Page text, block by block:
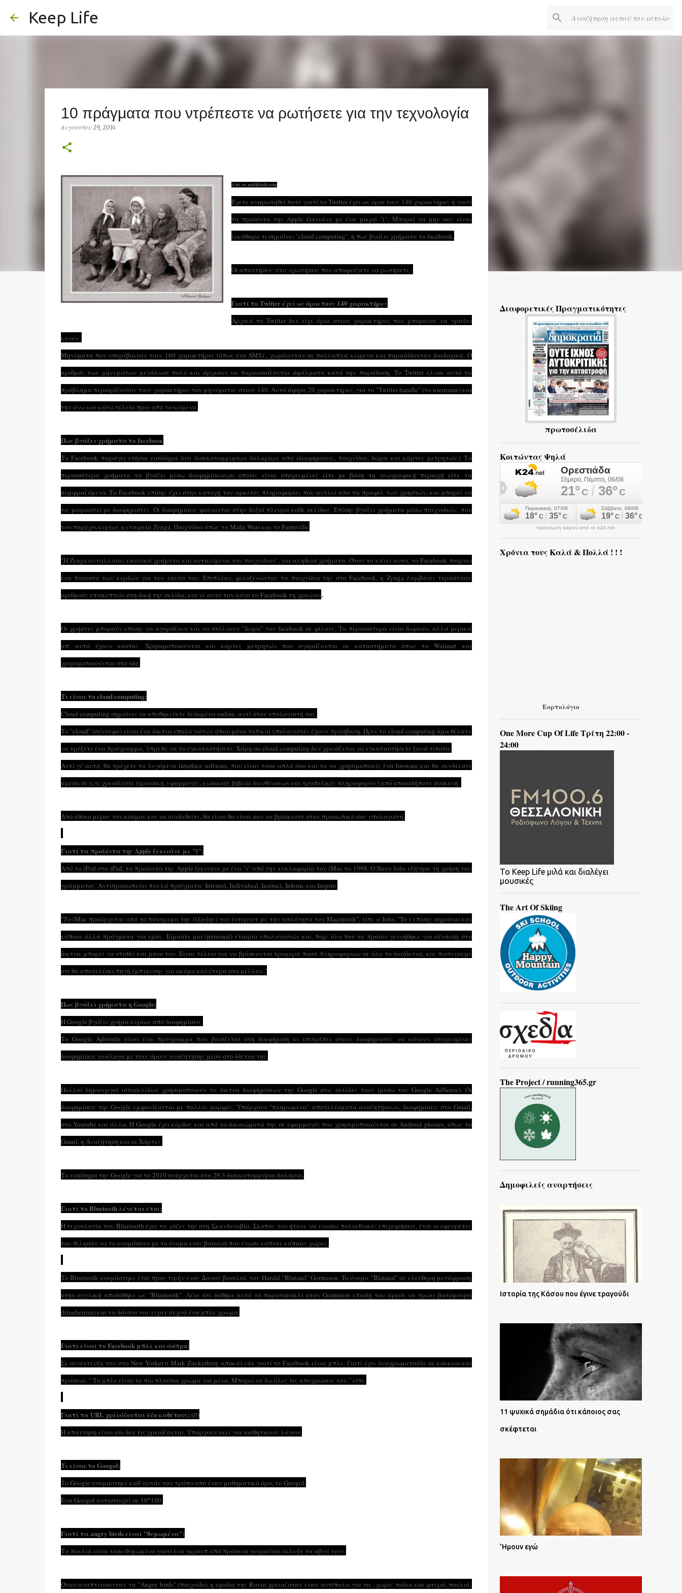
Keep Life
10 πράγματα που ντρέπεστε να ρωτήσετε για την τεχνολογία
Αυγούστου 29, 2014
Από το antikleidi.com
Έχετε αναρωτηθεί ποτέ γιατί το Twitter έχει ως όριο τους 140 χαρακτήρες ή γιατί
τα προϊόντα της Apple ξεκινάνε με ένα μικρό "i"; Μπορεί να μην σας είναι
ξεκάθαρο τι σημαίνει "cloud computing", ή πως βγάζει χρήματα το facebook.
Οι απαντήσεις στις ερωτήσεις που αποφεύγετε να ρωτήσετε :
Γιατί το Twitter έχει ως όριο τους 140 χαρακτήρες
Αρχικά το Twitter δεν είχε όριο στους χαρακτήρες που μπορούσε να γράψει
κανείς.
Μηνύματα που υπερέβαιναν τους 160 χαρακτήρες (όπως ένα SMS) , χωρίζονταν σε πολλαπλά κείμενα και παραδίδονταν διαδοχικά. Ο
αριθμός των μηνυμάτων μεγάλωσε πολύ και άρχισαν να παρουσιάζονται σφάλματα κατά την παράδοση. Το Twitter έλυσε αυτό το
πρόβλημα περιορίζοντας τους χαρακτήρες του μηνύματος στους 140. Αυτό άφησε 20 χαρακτήρες, για το "Twitter handle" (το username) και
την άνω και κάτω τελεία πριν από το κείμενο.
Πως βγάζει χρήματα το facebooκ
Το Facebook παράγει ετήσιο εισόδημα δύο δισεκατομμυρίων δολαρίων από (διαφημίσεις, παιχνίδια, δώρα και κάρτες μετρητών.) Τα
περισσότερα χρήματα τα βγάζει μέσω διαφημίσεων,οι οποίες είναι στοχευμένες είτε με βάση τη γεωγραφική περιοχή είτε τα
συμφραζόμενα.Το Facebook επίσης έχει στην κατοχή του αρκετές πληροφορίες που αντλεί απο τα προφίλ των χρηστών, και μπορεί να
τις μοιραστεί με διαφημιστές. Οι διαφημίσεις φαίνονται στην δεξιά πλευρά κάθε σελίδας. Επίσης βγάζει χρήματα μέσω παιχνιδιών, που
του παρέχει κυρίως η εταιρεία Zynga. Παιχνίδια όπως το Mafia Wars και το Farmville.
"H Zynga ανταλλάσει εικονικά χρήματα και αντικείμενα του παιχνιδιού , για αληθινά χρήματα. Όταν το κάνει αυτό, το Facebook παίρνει
ένα ποσοστό των κερδών για τον εαυτό του. Επιπλέον, φιλοξενώντας τα παιχνίδια της στο Facebook, η Zynga λαμβάνει τεράστιους
αριθμούς επισκεπτών στη δική της σελίδα, και γι' αυτό τον λόγο το Facebook τη χρεώνει.
Οι χρήστες μπορούν επίσης να αγοράζουν και να στέλνουν "δώρα" του facebook σε φίλους. Τα περισσότερα είναι δωρεάν, αλλά μερικά
απ' αυτά έχουν κόστος. Χρησιμοποιούνται και κάρτες μετρητών που αγοράζονται σε καταστήματα όπως το Walmart και
χρησιμοποιούνται στο site.
Τι είναι το cloud computing;
Cloud computing σημαίνει να αποθηκεύετε δεδομένα online, αντί στον υπολογιστή σας.
Το "cloud" (σύννεφο) είναι ένα δίκτυο υπολογιστών όπου μόνο τοπικοί υπολογιστές έχουν πρόσβαση. Πριν το cloud computing άμα θέλατε
να τρέξετε ένα πρόγραμμα, 'έπρεπε να το εγκαταστήσετε. Χάρη σο cloud computing δεν χρειάζεται να εγκαταστήσετε ξανά τίποτα.
Αντί γι' αυτό, θα τρέχετε το λεγόμενο interface software, που είναι τόσο απλό όσο και το να χρησιμοποιείς ένα browser, και θα συνδέεστε
άμεσα σε ο,τι χρειάζεστε ((μουσική, εφαρμογές, κωδικούς βιβλία διευθύνσεων και τραπεζικές πληροφορίες) από οποιαδήποτε συσκευή .
Από όποιο μέρος του κόσμου και να συνδεθείτε, θα είναι θα είναι σαν να βρίσκεστε στον προσωπικό σας υπολογιστή.
Γιατί τα προϊόντα της Apple ξεκινάνε με "i";
Από το iPod στο iPad, τα προϊόντα της Apple ξεκινάνε με ένα "i" από την κυκλοφορία του iMac το 1998. Ο Steve Jobs εξήγησε τη χρήση του
γράμματος. Αντιπροσωπεύει πολλά πράγματα: Internet, Individual, Instruct, Inform, και Inspire.
"Το iMac προέρχεται από το πάντρεμα της (έξαψης) του ίντερνετ με την απλότητα του Macintosh", είπε ο Jobs. "To i επίσης σημαίνει και
κάποια άλλα πράγματα για εμάς. Είμαστε μια (personal) εταιρία υπολογιστών και, παρ' όλο που το προϊόν γεννήθηκε για σύνδεση στο
δίκτυο, μπορεί να σταθεί και μόνο του. Είναι τέλειο για να βρίσκονται τρομερά ποσά πληροφοριών σε όλο το διαδίκτυο, και πιστεύουμε
οτι θα αποτελέσει πηγή έμπνευσης για ακόμα καλύτερα στο μέλλον."
Πως βγάζει χρήματα η Google;
Η Google βγάζει χρήμα κυρίως από διαφημίσεις.
Το Google Adwords είναι ένα πρόγραμμα που βασίζεται στη διαφήμιση κι επιτρέπει στους διαφημιστές να κάνουν στοχευμένες
διαφημίσεις ανάλογα με τους όρους αναζήτησης μέσα στο δίκτυο της.
Πολλοί δημιουργοί ιστοσελίδων χρησιμοποιούν το δίκτυο διαφημίσεων της Google στις σελίδες τους (μέσω του Google AdSense). Οι
διαφημίσεις της Google εμφανίζονται με πολλές μορφές. Υπάρχουν "πληρωμένα" αποτελέσματα αναζητήσεων, διαφημίσεις στο Gmail,
στο Youtube και άλλα. Η Google έχει κέρδος και από τα δικαιώματά της σε εφαρμογές που χρησιμοποιούνται σε Android phones, όπως το
Gmail, η Αναζήτηση και οι Χάρτες.
Το εισόδημα της Google για το 2010 ανέρχεται στα 29,3 δισεκατομμύρια δολάρια.
Γιατί το Bluetooth λέγεται έτσι;
Η τεχνολογία του Bluetooth έχει τις ρίζες της στη Σκανδιναβία. Σκοπός του ήτανε να ενώσει πολυεθνικές επιχειρήσεις, έτσι οι εφευρέτες
του θέλησαν να το ονομάσουν με το όνομα ενός βασιλιά που ένωσε κάποτε κάποιες χώρες.
Το Bluetooth ονομάστηκε έτσι προς τιμήν ενός Δανού βασιλιά, του Harald "Blatand" Gormsson. To όνομα "Blatand" σε ελεύθερη μετάφραση
στην αγγλική αποδόθηκε ως "Bluetooth". Λένε ότι δόθηκε αυτό το παρατσούκλι στον Gormsson επειδή του άρεσε να τρώει βατόμουρα
(blueberries) και τα δόντια του είχαν συχνά ένα μπλε χρώμα.
Γιατί είναι το Facebook μπλε και άσπρο;
Σε συνέντευξη του στο New Yorker o Mark Zuckerberg αποκάλυψε γιατί το Facebook είναι μπλε: Γιατί έχει δυσχρωματοψία σε κόκκινο και
πράσινο. " Το μπλε είναι το πιο πλούσιο χρώμα για μένα. Μπορώ να δω όλες τις αποχρώσεις του." είπε.
Γιατί τα URL χρειάζονται δύο καθέτους; (//)
Η απάντηση είναι ότι δεν τις χρειάζονται. Υπάρχουν εκεί για αισθητικούς λόγους
Τι είναι το Googol;
Το Google ονομάστηκε καθ' αυτόν τον τρόπο από έναν μαθηματικό όρο, το Googol.
Ένα Googol αντιστοιχεί σε 10^100.
Γιατί τα angry birds είναι "θυμωμένα";
Τα πουλιά είναι τόσο θυμωμένα γιατί ένα γκρουπ από πράσινα γουρούνια έκλεψε τα αβγά τους.
Όταν αναπτύσσονταν τα "Angry birds" (παιχνίδι), η ομάδα της Rovio χρειαζόταν έναν αντίπαλο για τα , χωρίς πόδια και φτερά, πουλιά.
Διαφορετικές Πραγματικότητες
πρωτοσέλιδα
Κοιτώντας Ψηλά
πρόγνωση καιρού από το k24.net
Χρόνια τους Καλά & Πολλά ! ! !
Εορτολόγιο
One More Cup Of Life Τρίτη 22:00 -
24:00
To Keep Life μιλά και διαλέγει
μουσικές
The Art Of Skiing
The Project / running365.gr
Δημοφιλείς αναρτήσεις
Ιστορία της Κάσου που έγινε τραγούδι
11 ψυχικά σημάδια ότι κάποιος σας
σκέφτεται
'Ημουν εγώ